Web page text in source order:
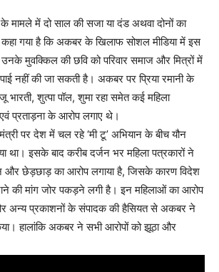
के मामले में दो साल की सजा या दंड अथवा दोनों का
कहा गया है कि अकबर के खिलाफ सोशल मीडिया में इस
मुवक्किल की छवि को परिवार समाज और मित्रों में
नहीं की जा सकती है। अकबर पर प्रिया रमानी के
भारती, शुत्पा पॉल, शुमा रहा समेत कई महिला
प्रताड़ना के आरोप लगाए थे।
पर देश में चल रहे ‘मी टू’ अभियान के बीच यौन
था। इसके बाद करीब दर्जन भर महिला पत्रकारों ने
और छेड़छाड़ का आरोप लगाया है, जिसके कारण विदेश
की मांग जोर पकड़ने लगी है। इन महिलाओं का आरोप
अन्य प्रकाशनों के संपादक की हैसियत से अकबर ने
हालांकि अकबर ने सभी आरोपों को झूठा और